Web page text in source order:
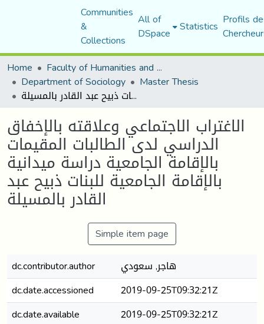
Communities
&
Collections
All of
DSpace Statistics Profils
Home
Faculty of Humanities and Social Sciences
Department of Sociology Master Thesis
الاغتراب الاجتماعي وعلاقته بالإخفاق الدراسي لدى الطالبات المقيمات بالإقامة الجامعية دراسة ميدانية بالإقامة الجامعية للبنات ذبيح عبد القادر بالمسيلة
الاغتراب الاجتماعي وعلاقته بالإخفاق
الدراسي لدى الطالبات المقيمات
بالإقامة الجامعية دراسة ميدانية
بالإقامة الجامعية للبنات ذبيح عبد
القادر بالمسيلة
Simple item page
dc.contributor.author
هاجر, سعودي
dc.date.accessioned
2019-09-25T09:32:21Z
dc.date.available
2019-09-25T09:32:21Z